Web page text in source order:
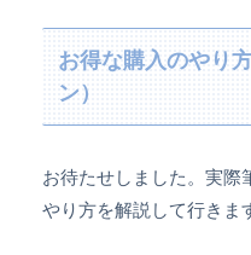
お得な購入のやり
ン）
お待たせしました。実際
やり方を解説して行きま